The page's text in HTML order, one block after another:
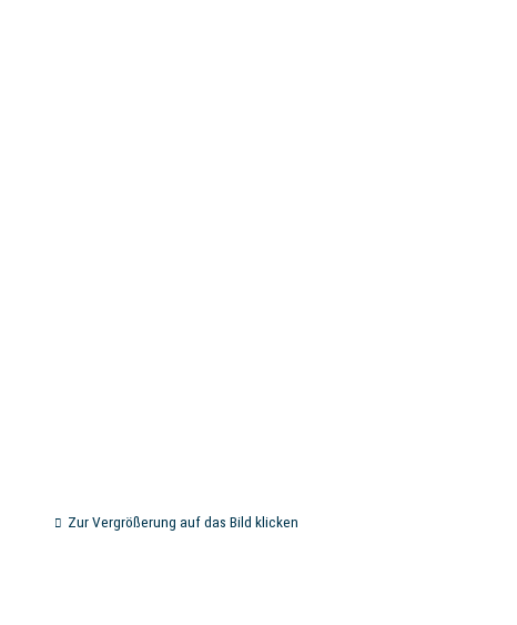
Zur Vergrößerung auf das Bild klicken